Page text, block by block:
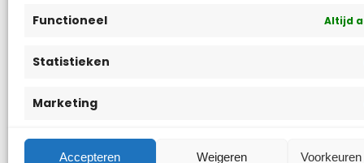
Functioneel Altijd
Statistieken
Marketing
Accepteren Weigeren
Visserslatijn Nederland is een handelsnaam
De Pepijn van